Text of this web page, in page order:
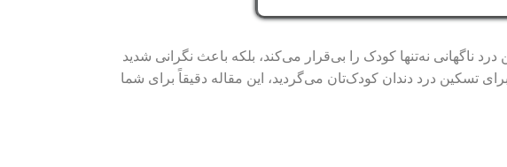
ناگهانی نه‌تنها کودک را بی‌قرار می‌کند، بلکه باعث نگرانی شدید
تسکین درد دندان کودک‌تان می‌گردید، این مقاله دقیقاً برای شما